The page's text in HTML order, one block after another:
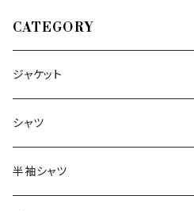
CATEGORY
ジャケット
～44/S
46/M
シャツ
～44/S
半袖シャツ